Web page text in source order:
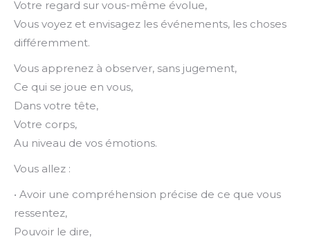
Votre regard sur vous-même évolue,
Vous voyez et envisagez les événements, les choses
différemment.
Vous apprenez à observer, sans jugement,
Ce qui se joue en vous,
Dans votre tête,
Votre corps,
Au niveau de vos émotions.
Vous allez :
• Avoir une compréhension précise de ce que vous
ressentez,
Pouvoir le dire,